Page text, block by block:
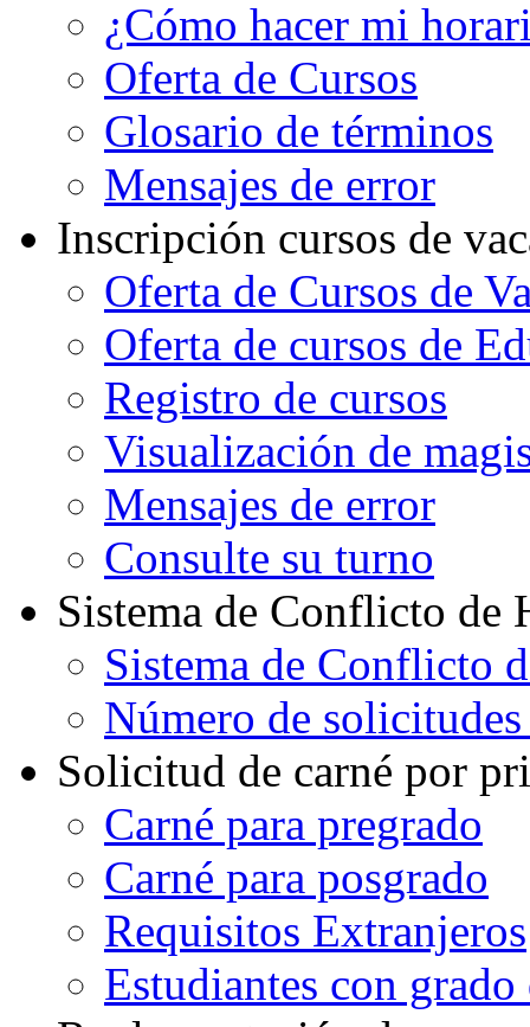
¿Cómo hacer mi
Oferta de Cursos
Glosario de términos
Mensajes de error
Inscripción cursos de
Oferta de Cursos de
Oferta de cursos de
Registro de cursos
Visualización de
Mensajes de error
Consulte su turno
Sistema de Conflicto de
Sistema de Conflicto
Número de
Solicitud de carné por
Carné para pregrado
Carné para posgrado
Requisitos Extranjeros
Estudiantes con